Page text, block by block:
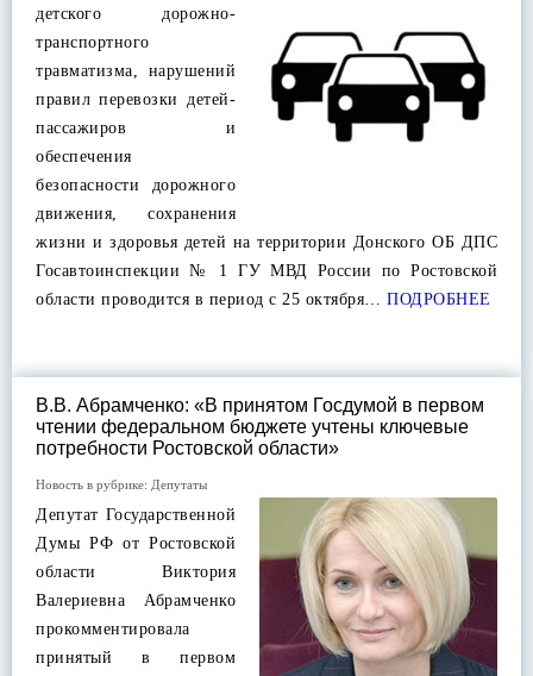
детского дорожно-
транспортного
травматизма, нарушений
правил перевозки детей-
пассажиров и
обеспечения
безопасности дорожного
движения, сохранения
жизни и здоровья детей на территории Донского ОБ ДПС
Госавтоинспекции № 1 ГУ МВД России по Ростовской
области проводится в период с 25 октября… ПОДРОБНЕЕ
В.В. Абрамченко: «В принятом Госдумой в первом
чтении федеральном бюджете учтены ключевые
потребности Ростовской области»
Новость в рубрике: Депутаты
Депутат Государственной
Думы РФ от Ростовской
области Виктория
Валериевна Абрамченко
прокомментировала
принятый в первом